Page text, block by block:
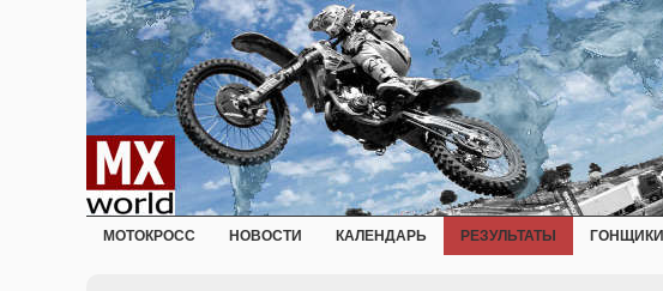
МОТОКРОСС НОВОСТИ КАЛЕНДАРЬ РЕЗУЛЬТАТЫ ГОНЩИКИ